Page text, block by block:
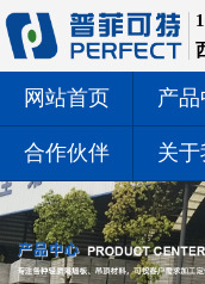
网站首页 产
合作伙伴 关于